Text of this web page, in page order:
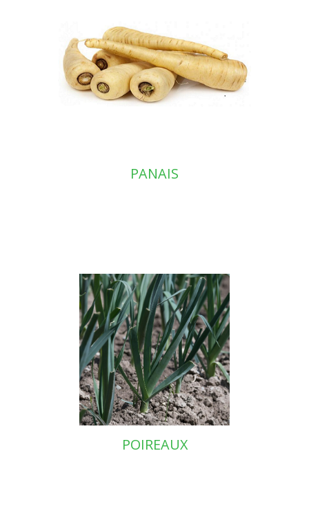
PANAIS
POIREAUX